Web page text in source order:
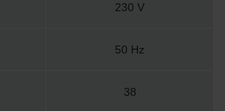
230 V
50 Hz
38